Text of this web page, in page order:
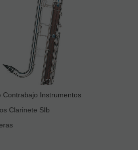
Contrabajo Instrumentos
Clarinete SIb